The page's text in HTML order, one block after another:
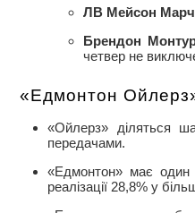
ЛВ Мейсон
Брендон
четвер не
«Едмонтон
«Ойлерз» діляться
передачами.
«Едмонтон» має один
реалізації 28,8% у